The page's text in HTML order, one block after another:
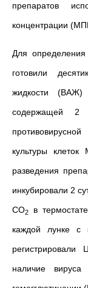
препаратов
концентрации
Для определения
готовили
жидкости (ВАЖ)
содержащей 2
культуры
разведения
инкубировали 2
СО2
в
каждой лунке с
наличие